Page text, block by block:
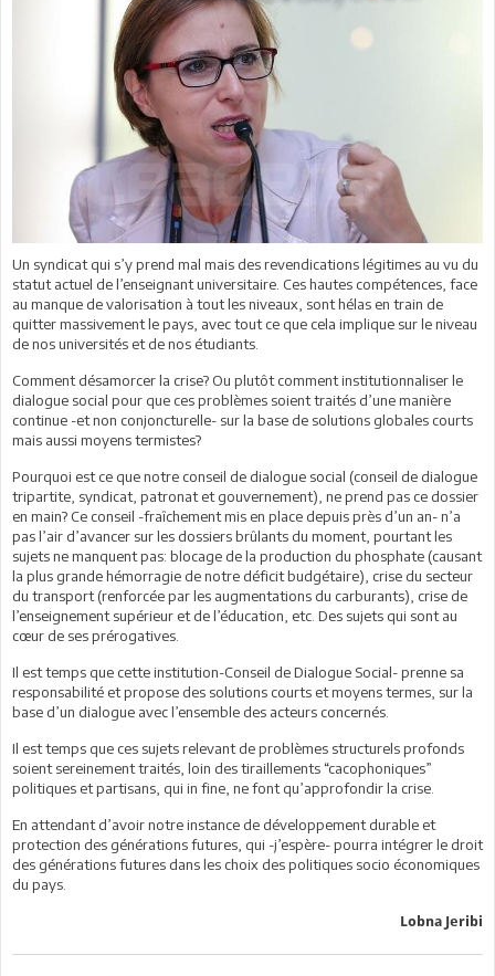
Un syndicat qui s’y prend mal mais des revendications légitimes au vu du
statut actuel de l’enseignant universitaire. Ces hautes compétences, face
au manque de valorisation à tout les niveaux, sont hélas en train de
quitter massivement le pays, avec tout ce que cela implique sur le niveau
de nos universités et de nos étudiants.
Comment désamorcer la crise? Ou plutôt comment institutionnaliser le
dialogue social pour que ces problèmes soient traités d’une manière
continue -et non conjoncturelle- sur la base de solutions globales courts
mais aussi moyens termistes?
Pourquoi est ce que notre conseil de dialogue social (conseil de dialogue
tripartite, syndicat, patronat et gouvernement), ne prend pas ce dossier
en main? Ce conseil -fraîchement mis en place depuis près d’un an- n’a
pas l’air d’avancer sur les dossiers brûlants du moment, pourtant les
sujets ne manquent pas: blocage de la production du phosphate (causant
la plus grande hémorragie de notre déficit budgétaire), crise du secteur
du transport (renforcée par les augmentations du carburants), crise de
l’enseignement supérieur et de l’éducation, etc. Des sujets qui sont au
cœur de ses prérogatives.
Il est temps que cette institution-Conseil de Dialogue Social- prenne sa
responsabilité et propose des solutions courts et moyens termes, sur la
base d’un dialogue avec l’ensemble des acteurs concernés.
Il est temps que ces sujets relevant de problèmes structurels profonds
soient sereinement traités, loin des tiraillements “cacophoniques”
politiques et partisans, qui in fine, ne font qu’approfondir la crise.
En attendant d’avoir notre instance de développement durable et
protection des générations futures, qui -j’espère- pourra intégrer le droit
des générations futures dans les choix des politiques socio économiques
du pays.
Lobna Jeribi